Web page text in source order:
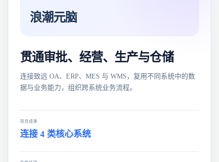
浪潮元脑
贯通审批、经营、生产与仓储
连接致远 OA、ERP、MES 与 WMS，复用不同系统中的数
据与业务能力，组织跨系统业务流程。
项目成果
连接 4 类核心系统